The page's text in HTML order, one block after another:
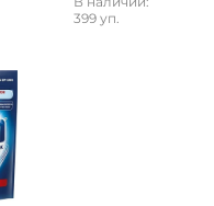
399 уп.